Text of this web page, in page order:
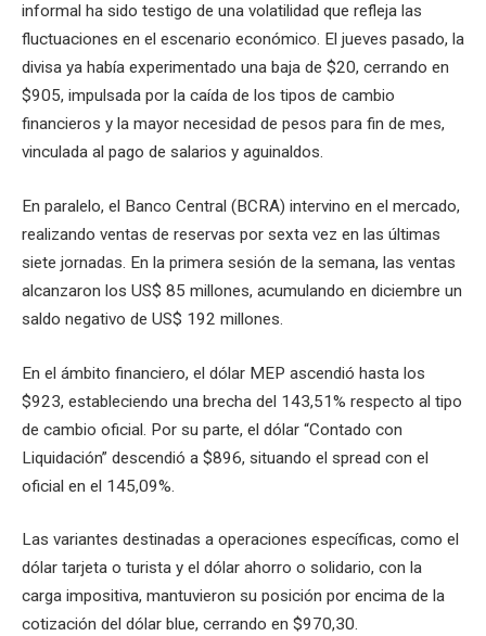
informal ha sido testigo de una volatilidad que refleja las
fluctuaciones en el escenario económico. El jueves pasado, la
divisa ya había experimentado una baja de $20, cerrando en
$905, impulsada por la caída de los tipos de cambio
financieros y la mayor necesidad de pesos para fin de mes,
vinculada al pago de salarios y aguinaldos.
En paralelo, el Banco Central (BCRA) intervino en el mercado,
realizando ventas de reservas por sexta vez en las últimas
siete jornadas. En la primera sesión de la semana, las ventas
alcanzaron los US$ 85 millones, acumulando en diciembre un
saldo negativo de US$ 192 millones.
En el ámbito financiero, el dólar MEP ascendió hasta los
$923, estableciendo una brecha del 143,51% respecto al tipo
de cambio oficial. Por su parte, el dólar “Contado con
Liquidación” descendió a $896, situando el spread con el
oficial en el 145,09%.
Las variantes destinadas a operaciones específicas, como el
dólar tarjeta o turista y el dólar ahorro o solidario, con la
carga impositiva, mantuvieron su posición por encima de la
cotización del dólar blue, cerrando en $970,30.